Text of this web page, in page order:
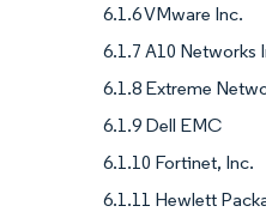
6.1.6 VMware Inc.
6.1.7 A10 Networks
6.1.8 Extreme
6.1.9 Dell EMC
6.1.10 Fortinet, Inc.
6.1.11 Hewlett